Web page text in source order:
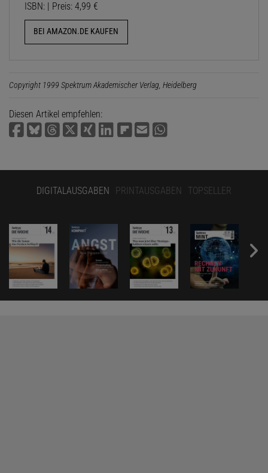
ISBN: | Preis: 4,99 €
BEI AMAZON.DE KAUFEN
Copyright 1999 Spektrum Akademischer Verlag, Heidelberg
Diesen Artikel empfehlen:
DIGITALAUSGABEN PRINTAUSGABEN TOPSELLER